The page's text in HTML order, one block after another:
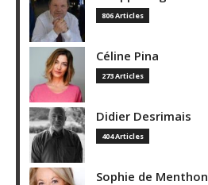
806 Articles
Céline Pina
273 Articles
Didier Desrimais
404 Articles
Sophie de Menthon